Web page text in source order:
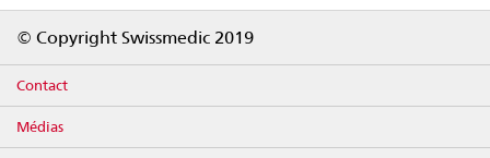
© Copyright Swissmedic 2019
Contact
Médias